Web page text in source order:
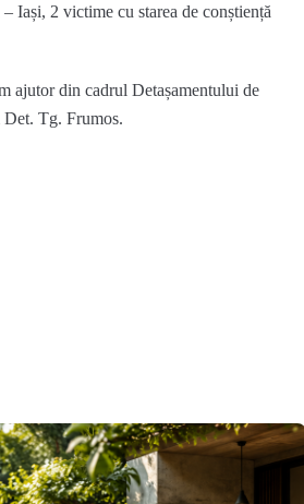
Iași, 2 victime cu starea de conștiență
ajutor din cadrul Detașamentului de
Tg. Frumos.